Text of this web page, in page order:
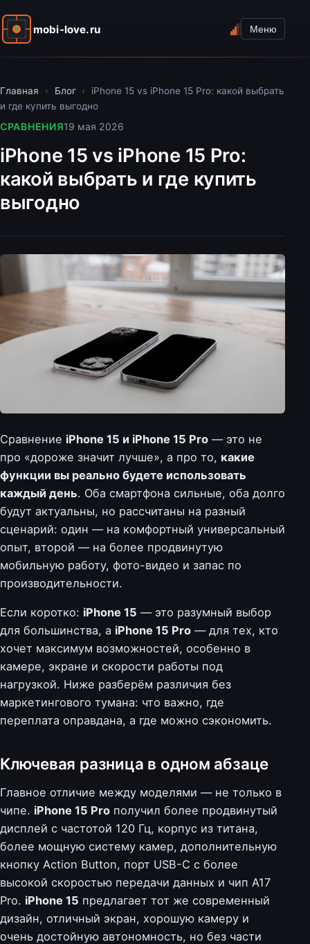
mobi-love.ru Меню
Главная › Блог ›
iPhone 15 vs iPhone 15 Pro: какой выбрать
и где купить выгодно
СРАВНЕНИЯ19 мая 2026
iPhone 15 vs iPhone 15 Pro:
какой выбрать и где купить
выгодно
Сравнение iPhone 15 и iPhone 15 Pro — это не
про «дороже значит лучше», а про то, какие
функции вы реально будете использовать
каждый день. Оба смартфона сильные, оба долго
будут актуальны, но рассчитаны на разный
сценарий: один — на комфортный универсальный
опыт, второй — на более продвинутую
мобильную работу, фото-видео и запас по
производительности.
Если коротко: iPhone 15 — это разумный выбор
для большинства, а iPhone 15 Pro — для тех, кто
хочет максимум возможностей, особенно в
камере, экране и скорости работы под
нагрузкой. Ниже разберём различия без
маркетингового тумана: что важно, где
переплата оправдана, а где можно сэкономить.
Ключевая разница в одном абзаце
Главное отличие между моделями — не только в
чипе. iPhone 15 Pro получил более продвинутый
дисплей с частотой 120 Гц, корпус из титана,
более мощную систему камер, дополнительную
кнопку Action Button, порт USB-C с более
высокой скоростью передачи данных и чип A17
Pro. iPhone 15 предлагает тот же современный
дизайн, отличный экран, хорошую камеру и
очень достойную автономность, но без части